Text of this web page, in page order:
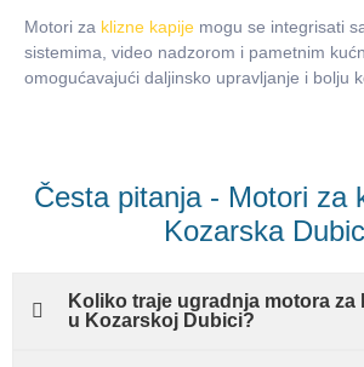
Motori za klizne kapije mogu se integrisati
sistemima, video nadzorom i pametnim
omogućavajući daljinsko upravljanje i bolju
Česta pitanja - Motori za
Kozarska
Koliko traje ugradnja motora za
u Kozarskoj Dubici?